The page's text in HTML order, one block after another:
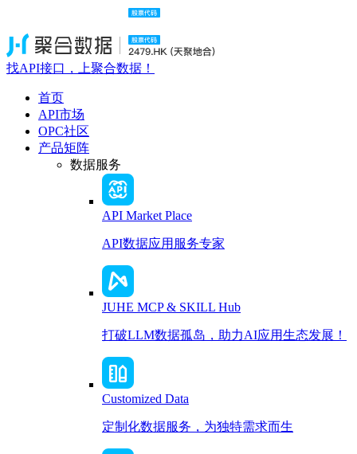
找API接口，上聚合数据！
首页
API市场
OPC社区
产品矩阵
数据服务
API Market Place
API数据应用服务专家
JUHE MCP & SKILL Hub
打破LLM数据孤岛，助力AI应用生态发展！
Customized Data
定制化数据服务，为独特需求而生